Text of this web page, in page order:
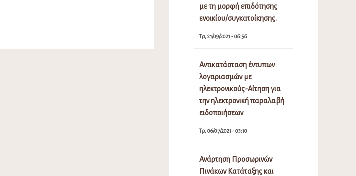
με τη μορφή επιδότησης
ενοικίου/συγκατοίκησης.
Τρ, 21/09/2021 - 06:56
Αντικατάσταση έντυπων
λογαριασμών με
ηλεκτρονικούς-Αίτηση για
την ηλεκτρονική παραλαβή
ειδοποιήσεων
Τρ, 06/07/2021 - 03:10
Ανάρτηση Προσωρινών
Πινάκων Κατάταξης και